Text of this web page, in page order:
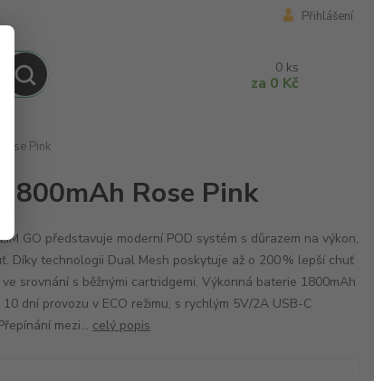
Přihlášení
0 ks
za 0 Kč
Pink
Rose Pink
GO představuje moderní POD systém s důrazem na výkon,
Díky technologii Dual Mesh poskytuje až o 200 % lepší chuť
srovnání s běžnými cartridgemi. Výkonná baterie 1800mAh
dní provozu v ECO režimu, s rychlým 5V/2A USB-C
mezi... celý popis